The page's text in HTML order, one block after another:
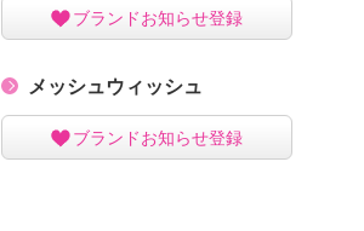
ブランドお知らせ登録
メッシュウィッシュ
ブランドお知らせ登録